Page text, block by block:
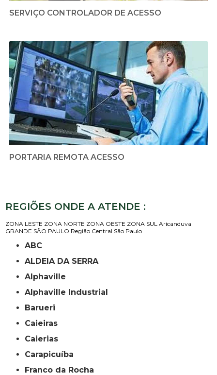
SERVIÇO CONTROLADOR DE ACESSO
PORTARIA REMOTA ACESSO
REGIÕES ONDE A ATENDE :
ZONA LESTE ZONA NORTE ZONA OESTE ZONA SUL Aricanduva
GRANDE SÃO PAULO Região Central São Paulo
ABC
ALDEIA DA SERRA
Alphaville
Alphaville Industrial
Barueri
Caieiras
Caierias
Carapicuíba
Franco da Rocha